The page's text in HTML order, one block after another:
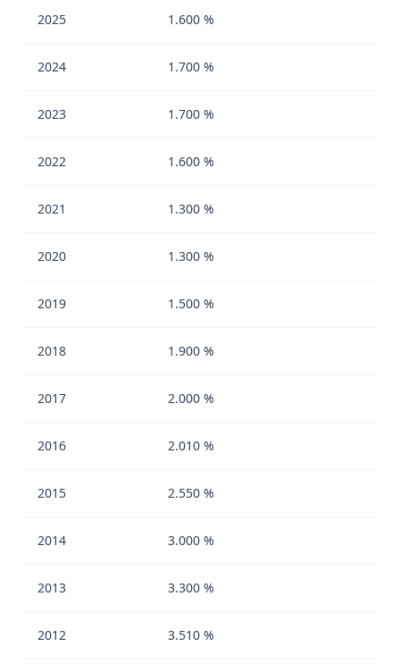
2025 1.600 %
2024 1.700 %
2023 1.700 %
2022 1.600 %
2021 1.300 %
2020 1.300 %
2019 1.500 %
2018 1.900 %
2017 2.000 %
2016 2.010 %
2015 2.550 %
2014 3.000 %
2013 3.300 %
2012 3.510 %